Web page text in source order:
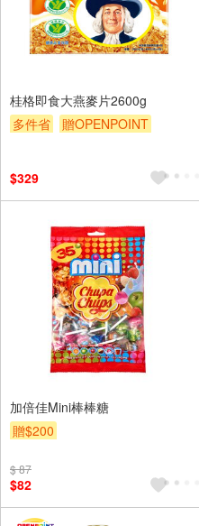
桂格即食大燕麥片2600g
多件省
贈OPENPOINT
$329
加倍佳Mini棒棒糖
贈$200
$ 87
$82